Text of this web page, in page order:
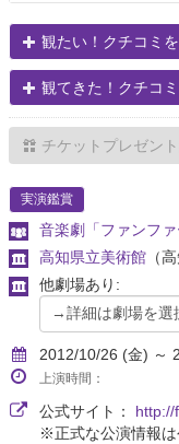
観たい！クチコミ
観てきた！クチコ
チケットプレゼン
実演鑑賞
音楽劇「ファンファ
高知県立美術館 （
他劇場あり:
2012/10/26 (金) ～
上演時間：
公式サイト： http://
※正式な公演情報は